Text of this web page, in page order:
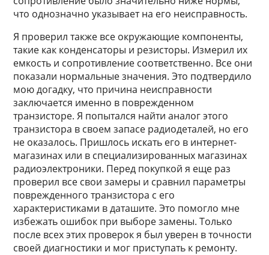
что однозначно указывает на его неисправность.
Я проверил также все окружающие компоненты,
такие как конденсаторы и резисторы. Измерил их
емкость и сопротивление соответственно. Все они
показали нормальные значения. Это подтвердило
мою догадку, что причина неисправности
заключается именно в поврежденном
транзисторе. Я попытался найти аналог этого
транзистора в своем запасе радиодеталей, но его
не оказалось. Пришлось искать его в интернет-
магазинах или в специализированных магазинах
радиоэлектроники. Перед покупкой я еще раз
проверил все свои замеры и сравнил параметры
поврежденного транзистора с его
характеристиками в даташите. Это помогло мне
избежать ошибок при выборе замены. Только
после всех этих проверок я был уверен в точности
своей диагностики и мог приступать к ремонту.